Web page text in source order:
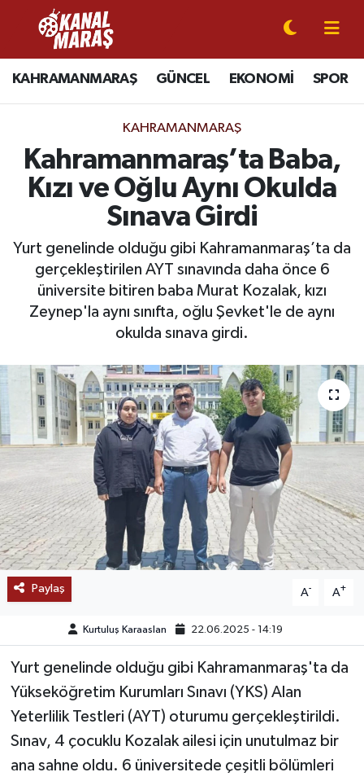
KAHRAMANMARAŞ GÜNCEL EKONOMİ SPOR
KAHRAMANMARAŞ
Kahramanmaraş’ta Baba,
Kızı ve Oğlu Aynı Okulda
Sınava Girdi
Yurt genelinde olduğu gibi Kahramanmaraş’ta da
gerçekleştirilen AYT sınavında daha önce 6
üniversite bitiren baba Murat Kozalak, kızı
Zeynep'la aynı sınıfta, oğlu Şevket'le de aynı
okulda sınava girdi.
Paylaş A- A+
Kurtuluş Karaaslan 22.06.2025 - 14:19
Yurt genelinde olduğu gibi Kahramanmaraş'ta da
Yükseköğretim Kurumları Sınavı (YKS) Alan
Yeterlilik Testleri (AYT) oturumu gerçekleştirildi.
Sınav, 4 çocuklu Kozalak ailesi için unutulmaz bir
ana sahne oldu. 6 üniversitede çeşitli bölümleri
CANLI YAYIN
KAHRAMANMARAŞ
SPOR
EKONOMİ
GÜNDEM
SAĞLIK
EĞİTİM
BÖLGE
KEŞFET
POPÜLER
DÜNYA
TREND
MEDYA
OTOMOTİV
TEKNOLOJİ
Kahramanmaraş Nöbetçi Eczaneler
Kahramanmaraş Hava Durumu
Kahramanmaraş Trafik Yoğunluk Haritası
Süper Lig Puan Durumu ve Fikstür
Tüm Manşetler
Son Dakika Haberleri